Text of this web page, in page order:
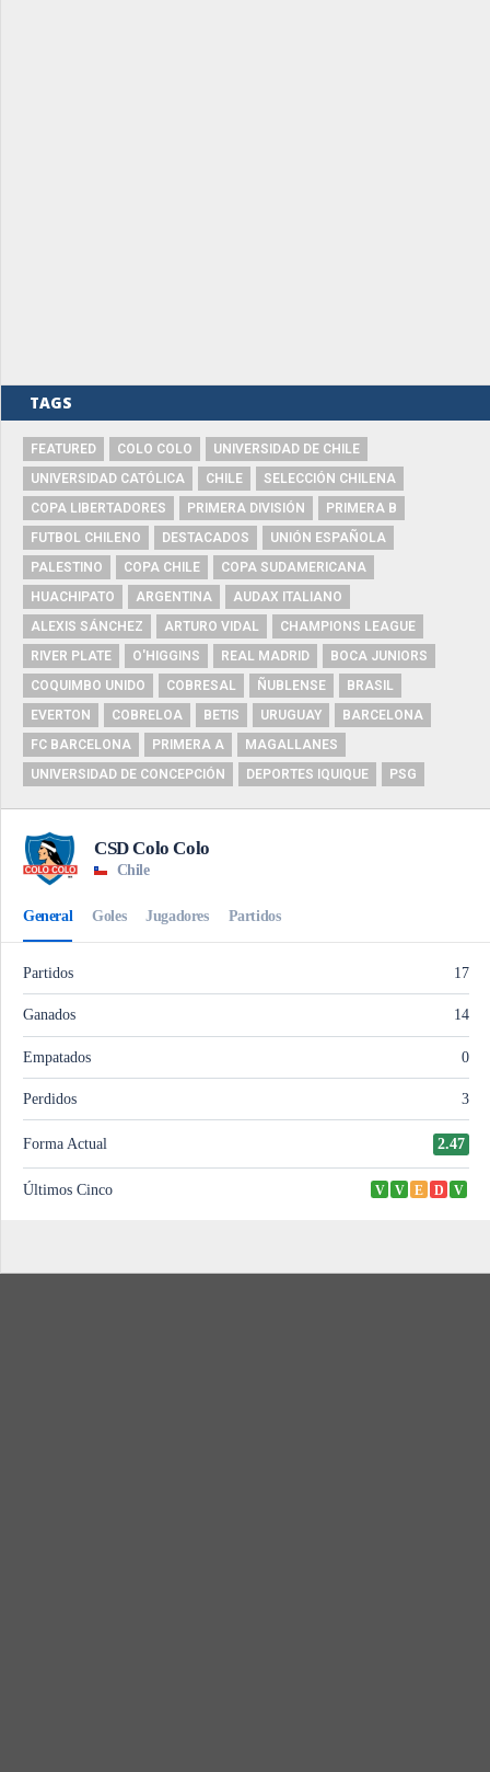
TAGS
FEATURED COLO COLO
UNIVERSIDAD DE CHILE
UNIVERSIDAD CATÓLICA
CHILE
SELECCIÓN CHILENA
COPA LIBERTADORES
PRIMERA DIVISIÓN
PRIMERA B
FUTBOL CHILENO
DESTACADOS
UNIÓN ESPAÑOLA
PALESTINO
COPA CHILE
COPA SUDAMERICANA
HUACHIPATO
ARGENTINA
AUDAX ITALIANO
ALEXIS SÁNCHEZ
ARTURO VIDAL
CHAMPIONS LEAGUE
RIVER PLATE
O'HIGGINS REAL MADRID
BOCA JUNIORS
COQUIMBO UNIDO
COBRESAL ÑUBLENSE
BRASIL
EVERTON
COBRELOA BETIS URUGUAY
BARCELONA
FC BARCELONA
PRIMERA A
MAGALLANES
UNIVERSIDAD DE CONCEPCIÓN
DEPORTES IQUIQUE PSG